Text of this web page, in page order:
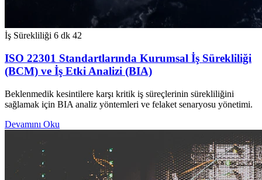
İş Sürekliliği 6 dk 42
ISO 22301 Standartlarında Kurumsal İş Sürekliliği
(BCM) ve İş Etki Analizi (BIA)
Beklenmedik kesintilere karşı kritik iş süreçlerinin sürekliliğini
sağlamak için BIA analiz yöntemleri ve felaket senaryosu yönetimi.
Devamını Oku